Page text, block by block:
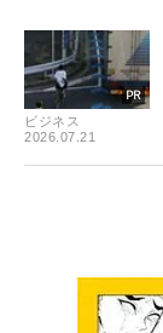
ビジネス
2026.07.21